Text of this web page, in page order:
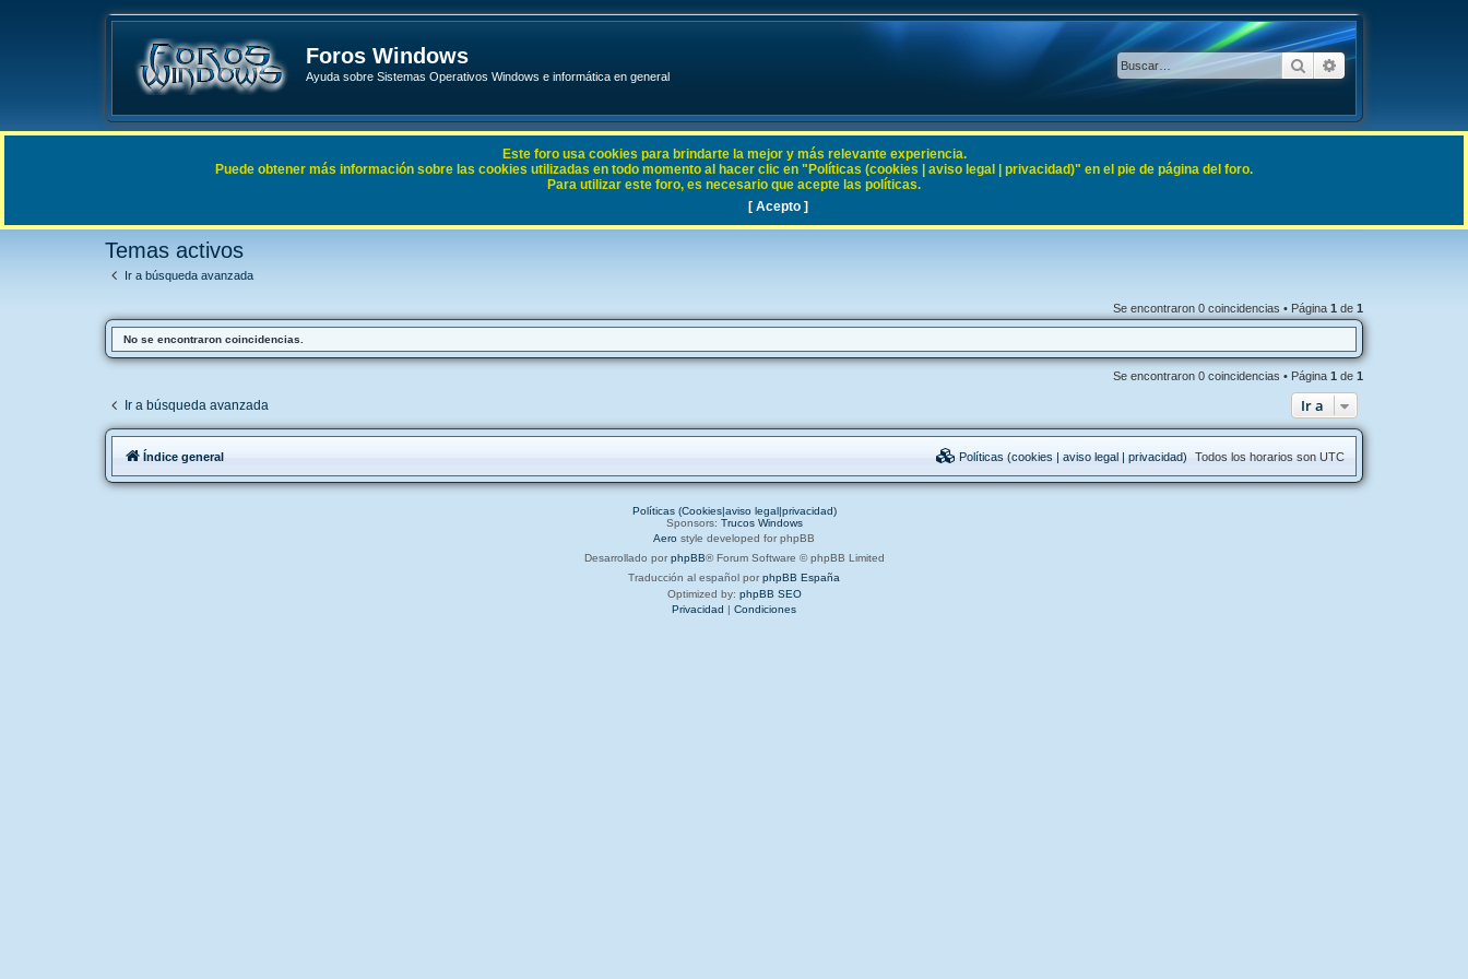
Foros Windows
Ayuda sobre Sistemas Operativos Windows e informática en general
BuscarBúsqueda
Enlaces rápidos FAQ
Temas activos
Ir a búsqueda avanzada
Se encontraron 0 coincidencias • Página 1 de 1
No se encontraron coincidencias.
Se encontraron 0 coincidencias • Página 1 de 1
Ir a búsqueda avanzada Ir a
Este foro usa cookies para brindarte la mejor y más relevante experiencia.
Puede obtener más información sobre las cookies utilizadas en todo momento al hacer clic en "Políticas (cookies | aviso legal | privacidad)" en el pie de página del foro.
Para utilizar este foro, es necesario que acepte las políticas.
[ Acepto ]
Índice general Todos los horarios son UTC
Políticas (cookies | aviso legal | privacidad)
Políticas (Cookies|aviso legal|privacidad)
Sponsors: Trucos Windows
Aero style developed for phpBB
Desarrollado por phpBB® Forum Software © phpBB Limited
Traducción al español por phpBB España
Optimized by: phpBB SEO
Privacidad | Condiciones